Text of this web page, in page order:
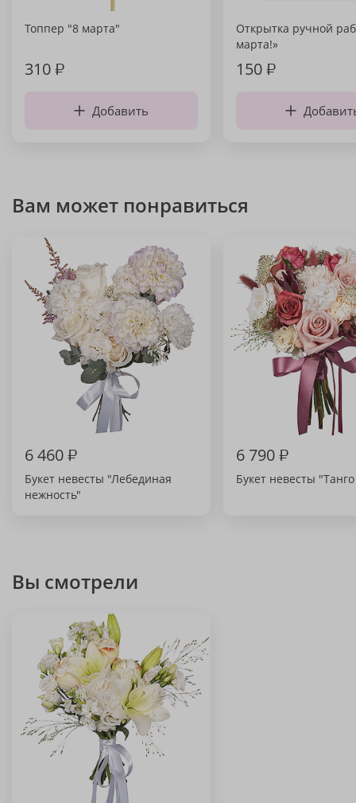
Топпер "8 марта"
310₽
Добавить
Открытка ручной
марта!»
150₽
Вам может понравиться
6 460₽
Букет невесты "Лебединая
нежность"
6 790₽
Букет невесты
Вы смотрели